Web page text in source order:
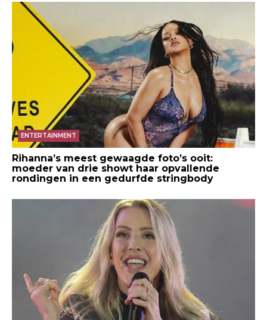
ENTERTAINMENT
Rihanna’s meest gewaagde foto’s ooit:
moeder van drie showt haar opvallende
rondingen in een gedurfde stringbody